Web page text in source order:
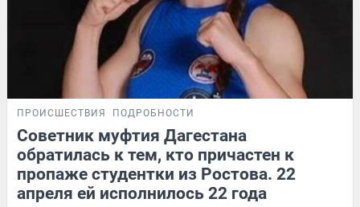
ПРОИСШЕСТВИЯ ПОДРОБНОСТИ
Советник муфтия Дагестана
обратилась к тем, кто причастен к
пропаже студентки из Ростова. 22
апреля ей исполнилось 22 года